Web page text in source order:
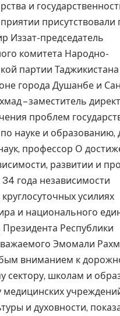
и
присутствовали
Иззат-председатель
комитета Народно-
партии
города Душанбе и
– заместитель
проблем
науке и образованию,
профессор О
развитии и
34 года независимости
усилиях
и национального
Республики
Эмомали
вниманием к
сектору, школам и
медицинских
и духовности,